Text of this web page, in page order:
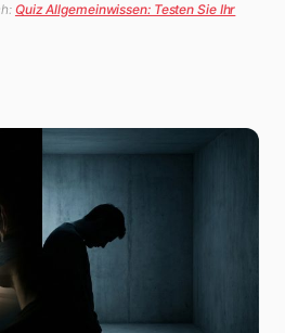
Quiz Allgemeinwissen: Testen Sie Ihr